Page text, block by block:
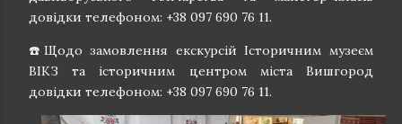
довідки телефоном: +38 097 690 76 11.
☎️Щодо замовлення екскурсій Історичним музеєм
ВІКЗ та історичним центром міста Вишгород
довідки телефоном: +38 097 690 76 11.